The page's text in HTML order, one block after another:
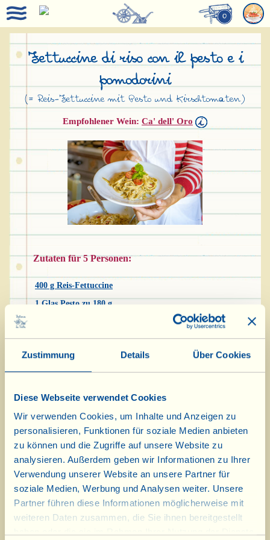
Zustimmung Details Über Cookies
Diese Webseite verwendet Cookies
Wir verwenden Cookies, um Inhalte und Anzeigen zu
personalisieren, Funktionen für soziale Medien anbieten
zu können und die Zugriffe auf unsere Website zu
analysieren. Außerdem geben wir Informationen zu Ihrer
Verwendung unserer Website an unsere Partner für
soziale Medien, Werbung und Analysen weiter. Unsere
Partner führen diese Informationen möglicherweise mit
weiteren Daten zusammen, die Sie ihnen bereitgestellt
0
Fettuccine di riso con il pesto e i
pomodorini
(= Reis-Fettuccine mit Pesto und Kirschtomaten)
Empfohlener Wein: Ca' dell' Oro
Zutaten für 5 Personen:
400 g Reis-Fettuccine
1 Glas Pesto zu 180 g
200 g feste, reife Kirsch- oder Datteltomaten
einige frische Basilikumblätter
1 Stückchen gealterter Pecorino zum Reiben (je nach
Ein schnelles, wertvolles Sommerrezept, da es
auch kalt serviert sehr lecker ist: Es schmeckt
allen, auch denen, die keine Probleme mit
Gluten haben. 150 g der Kirschtomaten
waschen, abtrocknen, in dünne Scheiben
schneiden und beiseitestellen. Sobald das
Wasser für die Pasta zu kochen beginnt - es
muss reichlich sein - salzen (wenn Sie das Pesto